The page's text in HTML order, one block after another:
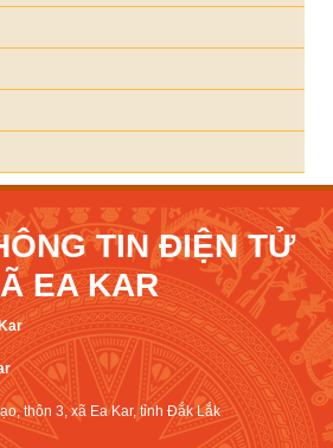
TIN ĐIỆN TỬ
EA KAR
thôn 3, xã Ea Kar, tỉnh Đắk Lắk